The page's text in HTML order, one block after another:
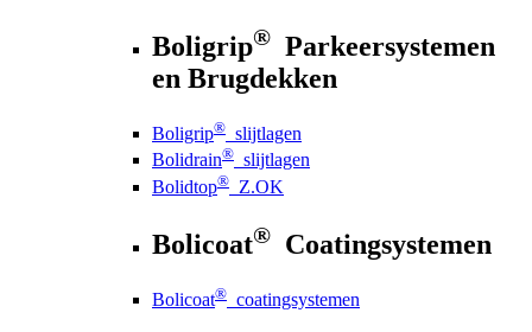
Boligrip® Parkeersystemen
en Brugdekken
Boligrip® slijtlagen
Bolidrain® slijtlagen
Bolidtop® Z.OK
Bolicoat® Coatingsystemen
Bolicoat® coatingsystemen